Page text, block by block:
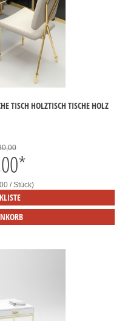
TISCH HOLZTISCH TISCHE HOLZ
*
/ Stück)